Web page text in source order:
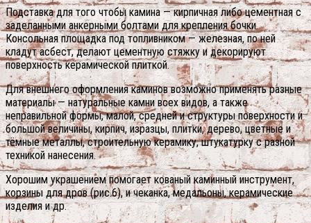
Подставка для того чтобы камина — кирпичная либо цементная с
заделанными анкерными болтами для крепления бочки.
Консольная площадка под топливником — железная, по ней
кладут асбест, делают цементную стяжку и декорируют
поверхность керамической плиткой.
Для внешнего оформления каминов возможно применять разные
материалы — натуральные камни всех видов, а также
неправильной формы, малой, средней и структуры поверхности и
большой величины, кирпич, изразцы, плитки, дерево, цветные и
тёмные металлы, строительную керамику, штукатурку с разной
техникой нанесения.
Хорошим украшением помогает кованый каминный инструмент,
корзины для дров (рис.6), и чеканка, медальоны, керамические
изделия и др.